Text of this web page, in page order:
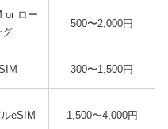
or ロー
グ
500〜2,000円
300〜1,500円
eSIM 1,500〜4,000円